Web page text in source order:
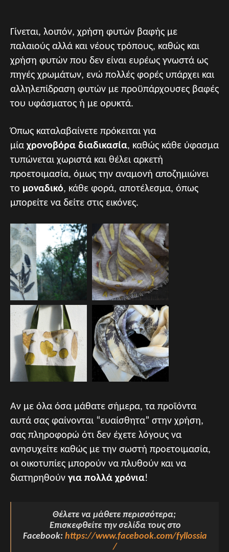
Γίνεται, λοιπόν, χρήση φυτών βαφής με
παλαιούς αλλά και νέους τρόπους, καθώς και
χρήση φυτών που δεν είναι ευρέως γνωστά ως
πηγές χρωμάτων, ενώ πολλές φορές υπάρχει και
αλληλεπίδραση φυτών με προϋπάρχουσες βαφές
του υφάσματος ή με ορυκτά.
Όπως καταλαβαίνετε πρόκειται για
μία χρονοβόρα διαδικασία, καθώς κάθε ύφασμα
τυπώνεται χωριστά και θέλει αρκετή
προετοιμασία, όμως την αναμονή αποζημιώνει
το μοναδικό, κάθε φορά, αποτέλεσμα, όπως
μπορείτε να δείτε στις εικόνες.
Αν με όλα όσα μάθατε σήμερα, τα προϊόντα
αυτά σας φαίνονται “ευαίσθητα” στην χρήση,
σας πληροφορώ ότι δεν έχετε λόγους να
ανησυχείτε καθώς με την σωστή προετοιμασία,
οι οικοτυπίες μπορούν να πλυθούν και να
διατηρηθούν για πολλά χρόνια!
Θέλετε να μάθετε περισσότερα;
Επισκεφθείτε την σελίδα τους στο
Facebook: https://www.facebook.com/fyllossia
/